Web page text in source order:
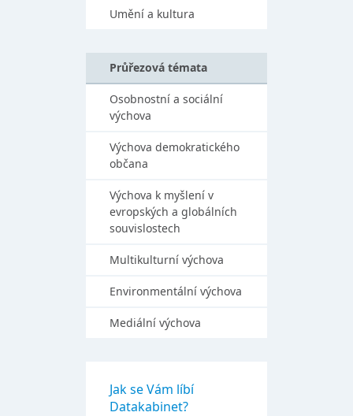
Umění a kultura
Průřezová témata
Osobnostní a sociální
výchova
Výchova demokratického
občana
Výchova k myšlení v
evropských a globálních
souvislostech
Multikulturní výchova
Environmentální výchova
Mediální výchova
Jak se Vám líbí
Datakabinet?